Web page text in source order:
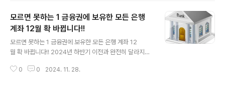
가벼워졌습니다. 2025년 개띠 운세 총정리2025년 을
사년(乙巳年) 은 개띠에게 도전과 성장의 해가 될 것이며,
개띠의 본명인 술(戌)은 토(土)기운을 가지고 있어,을사년
의 목(木)과 화(火)기운과 다음과 같은 상호작용을 하게 됩
안정을 흔들 수 있고,사(巳)의 화(火)기운은 토(土)를 생
모르면 못하는 1 금융권에 보유한 모든 은행
계좌 12월 확 바뀝니다!!
모르면 못하는 1 금융권에 보유한 모든 은행 계좌 12
월 확 바뀝니다!! 2024년 하반기 이전과 완전히 달라지는
야 할 내용은 1금융권 은행 계좌 보유하고 있는 모든 사람
0 0 2024. 11. 28.